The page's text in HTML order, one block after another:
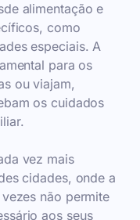
alimentação e
como
especiais. A
para os
ou viajam,
os cuidados
vez mais
cidades, onde a
não permite
aos seus